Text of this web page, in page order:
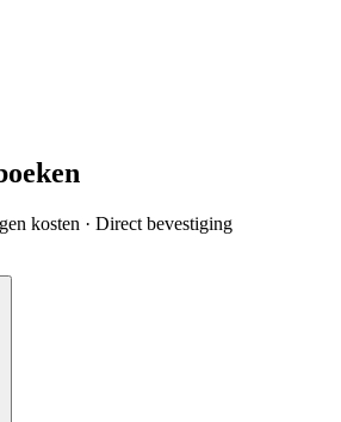
kosten · Direct bevestiging